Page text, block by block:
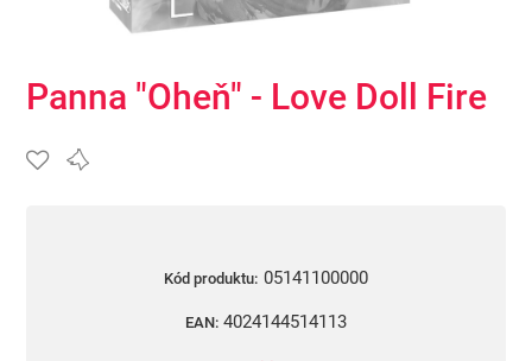
Panna "Oheň" - Love Doll Fire
Kód produktu: 05141100000
EAN: 4024144514113